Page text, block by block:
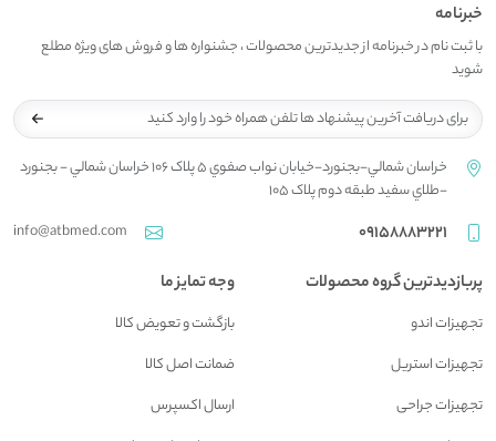
خبرنامه
با ثبت نام در خبرنامه از جدیدترین محصولات ، جشنواره ها و فروش های ویژه مطلع
شوید
خراسان شمالي-بجنورد-خيابان نواب صفوي 5 پلاک 106 خراسان شمالي - بجنورد
-طلاي سفيد طبقه دوم پلاک 105
09158883221
info@atbmed.com
پربازدیدترین گروه محصولات
تجهیزات اندو
تجهیزات استریل
تجهیزات جراحی
وجه تمایز ما
بازگشت و تعويض کالا
ضمانت اصل کالا
ارسال اکسپرس